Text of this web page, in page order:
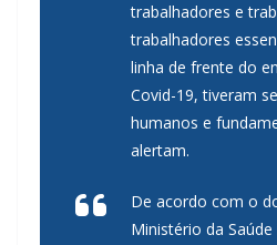
trabalhadores e
trabalhadores
linha de frente do
Covid-19, tiveram
humanos e
alertam.
De acordo com o
Ministério da